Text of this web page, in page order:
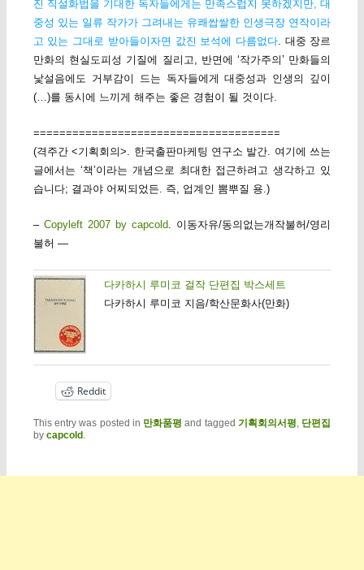
진 직설화법을 기대한 독자들에게는 만족스럽지 못하겠지만, 대
중성 있는 일류 작가가 그려내는 유쾌쌉쌀한 인생극장 연작이라
고 있는 그대로 받아들이자면 값진 보석에 다름없다. 대중 장르
만화의 현실도피성 기질에 질리고, 반면에 ‘작가주의’ 만화들의
낯설음에도 거부감이 드는 독자들에게 대중성과 인생의 깊이
(…)를 동시에 느끼게 해주는 좋은 경험이 될 것이다.
======================================
(격주간 <기획회의>. 한국출판마케팅 연구소 발간. 여기에 쓰는
글에서는 ‘책’이라는 개념으로 최대한 접근하려고 생각하고 있
습니다; 결과야 어찌되었든. 즉, 업계인 뽐뿌질 용.)
– Copyleft 2007 by capcold . 이동자유/동의없는개작불허/영리
불허 —
다카하시 루미코 걸작 단편집 박스세트
다카하시 루미코 지음/학산문화사(만화)
Reddit
This entry was posted in 만화품평 and tagged기획회의서평, 단편집
by capcold .